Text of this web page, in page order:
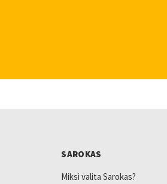
SAROKAS
Miksi valita Sarokas?